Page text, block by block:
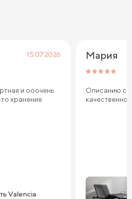
15.07.2026
и ооочень
хранения
Valencia
Мария
Описанию
качественно